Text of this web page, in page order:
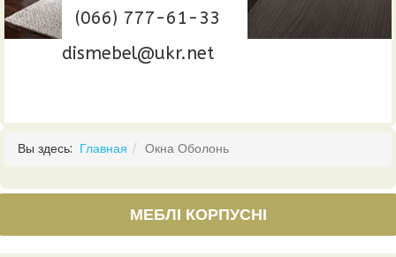
(066) 777-61-33
dismebel@ukr.net
Вы здесь: Главная Окна Оболонь
МЕБЛІ КОРПУСНІ